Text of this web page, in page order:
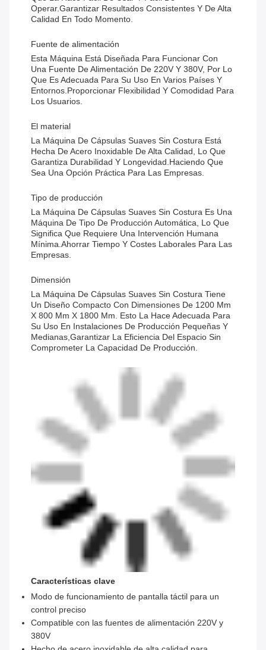
Operar.Garantizar Resultados Consistentes Y De Alta
Calidad En Todo Momento.
Fuente de alimentación
Esta Máquina Está Diseñada Para Funcionar Con
Una Fuente De Alimentación De 220V Y 380V, Por Lo
Que Es Adecuada Para Su Uso En Varios Países Y
Entornos.proporcionar Flexibilidad Y Comodidad Para
Los Usuarios.
El material
La Máquina De Cápsulas Suaves Sin Costura Está
Hecha De Acero Inoxidable De Alta Calidad, Lo Que
Garantiza Durabilidad Y Longevidad.haciendo Que
Sea Una Opción Práctica Para Las Empresas.
Tipo de producción
La Máquina De Cápsulas Suaves Sin Costura Es Una
Máquina De Tipo De Producción Automática, Lo Que
Significa Que Requiere Una Intervención Humana
Mínima.ahorrar Tiempo Y Costes Laborales Para Las
Empresas.
Dimensión
La Máquina De Cápsulas Suaves Sin Costura Tiene
Un Diseño Compacto Con Dimensiones De 1200 Mm
X 800 Mm X 1800 Mm. Esto La Hace Adecuada Para
Su Uso En Instalaciones De Producción Pequeñas Y
Medianas,garantizar La Eficiencia Del Espacio Sin
Comprometer La Capacidad De Producción.
Características clave
Modo de funcionamiento de pantalla táctil para un
control preciso
Compatible con las fuentes de alimentación 220V y
380V